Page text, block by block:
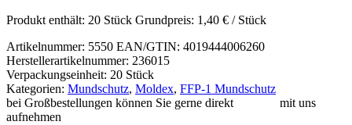
Klimaventil,20
236015
Menge
Produkt enthält: 20 Stück Grundpreis: 1,40 € / Stück
Artikelnummer: 5550 EAN/GTIN: 4019444006260
Herstellerartikelnummer: 236015
Verpackungseinheit: 20 Stück
Kategorien: Mundschutz, Moldex, FFP-1 Mundschutz
bei Großbestellungen können Sie gerne direkt
mit uns
aufnehmen